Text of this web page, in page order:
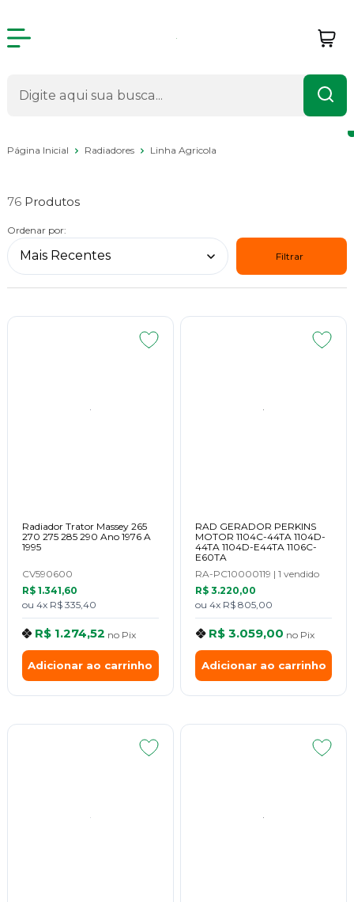
Página Inicial Radiadores Linha Agricola
76
Ordenar por:
Filtrar
Radiador Trator Massey 265
270 275 285 290 Ano 1976 A
1995
CV590600
R$ 1.341,60
ou 4x R$ 335,40
R$ 1.274,52 no Pix
Adicionar ao carrinho
RAD GERADOR PERKINS
MOTOR 1104C-44TA 1104D-
44TA 1104D-E44TA 1106C-
E60TA
RA-PC10000119 | 1 vendido
R$ 3.220,00
ou 4x R$ 805,00
R$ 3.059,00 no Pix
Adicionar ao carrinho